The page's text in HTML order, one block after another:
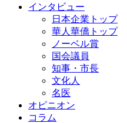
インタビュー
日本企業トップ
華人華僑トップ
ノーベル賞
国会議員
知事・市長
文化人
名医
オピニオン
コラム